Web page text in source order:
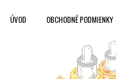
ÚVOD OBCHODNÉ PODMIENKY